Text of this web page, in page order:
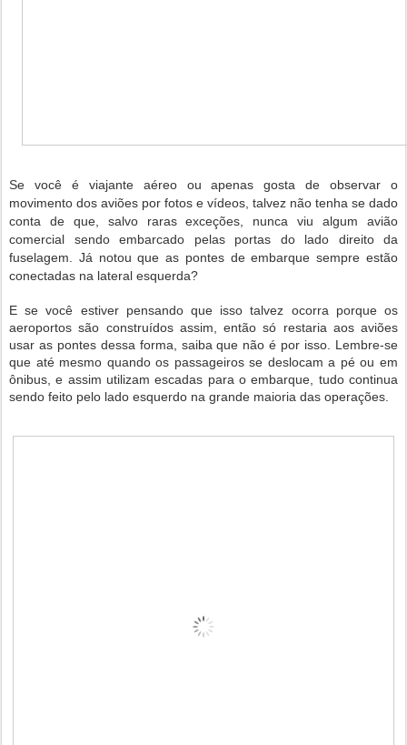
Se você é viajante aéreo ou apenas gosta de observar o
movimento dos aviões por fotos e vídeos, talvez não tenha se dado
conta de que, salvo raras exceções, nunca viu algum avião
comercial sendo embarcado pelas portas do lado direito da
fuselagem. Já notou que as pontes de embarque sempre estão
conectadas na lateral esquerda?
E se você estiver pensando que isso talvez ocorra porque os
aeroportos são construídos assim, então só restaria aos aviões
usar as pontes dessa forma, saiba que não é por isso. Lembre-se
que até mesmo quando os passageiros se deslocam a pé ou em
ônibus, e assim utilizam escadas para o embarque, tudo continua
sendo feito pelo lado esquerdo na grande maioria das operações.